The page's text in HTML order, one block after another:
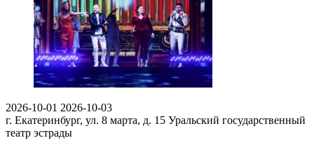
2026-10-01 2026-10-03
г. Екатеринбург, ул. 8 марта, д. 15 Уральский государственный
театр эстрады